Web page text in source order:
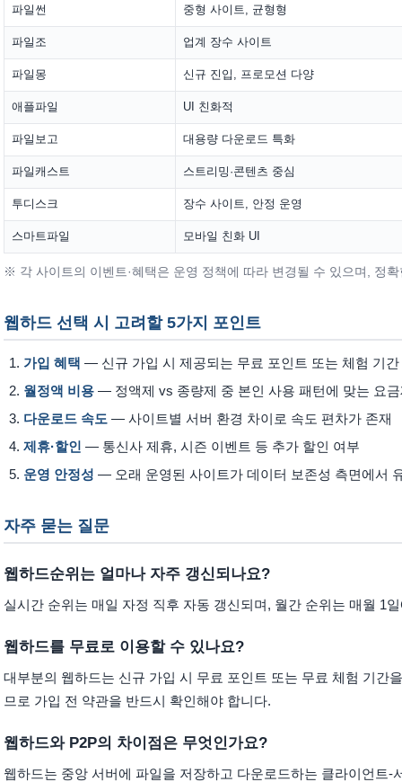
파일썬 중형 사이트, 균형형
파일조 업계 장수 사이트
파일몽 신규 진입, 프로모션 다양
애플파일 UI 친화적
파일보고 대용량 다운로드 특화
파일캐스트 스트리밍·콘텐츠 중심
투디스크 장수 사이트, 안정 운영
스마트파일 모바일 친화 UI
※ 각 사이트의 이벤트·혜택은 운영 정책에 따라 변경될 수 있으며, 정
웹하드 선택 시 고려할 5가지 포인트
가입 혜택 — 신규 가입 시 제공되는 무료 포인트 또는 체험 기간
월정액 비용 — 정액제 vs 종량제 중 본인 사용 패턴에 맞는 요
다운로드 속도 — 사이트별 서버 환경 차이로 속도 편차가 존재
제휴·할인 — 통신사 제휴, 시즌 이벤트 등 추가 할인 여부
운영 안정성 — 오래 운영된 사이트가 데이터 보존성 측면에서
자주 묻는 질문
웹하드순위는 얼마나 자주 갱신되나요?
실시간 순위는 매일 자정 직후 자동 갱신되며, 월간 순위는 매월 1
웹하드를 무료로 이용할 수 있나요?
대부분의 웹하드는 신규 가입 시 무료 포인트 또는 무료 체험 기간
므로 가입 전 약관을 반드시 확인해야 합니다.
웹하드와 P2P의 차이점은 무엇인가요?
웹하드는 중앙 서버에 파일을 저장하고 다운로드하는 클라이언트